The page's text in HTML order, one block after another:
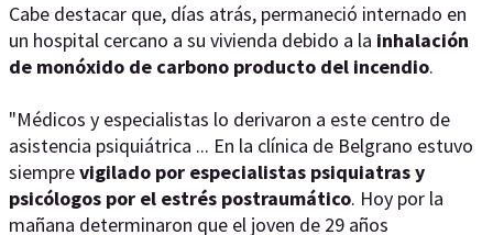
Cabe destacar que, días atrás, permaneció internado en
un hospital cercano a su vivienda debido a la inhalación
de monóxido de carbono producto del incendio.
"Médicos y especialistas lo derivaron a este centro de
asistencia psiquiátrica ... En la clínica de Belgrano estuvo
siemprevigilado por especialistas psiquiatras y
psicólogos por el estrés postraumático. Hoy por la
mañana determinaron que el joven de 29 años